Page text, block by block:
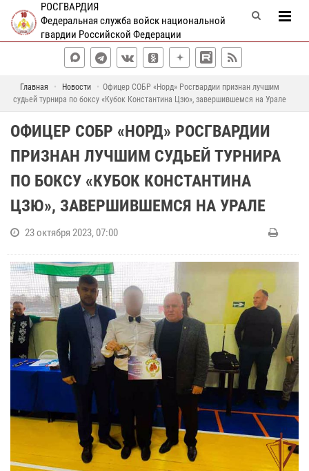
РОСГВАРДИЯ
Федеральная служба войск национальной
гвардии Российской Федерации
Главная Новости
Офицер СОБР «Норд» Росгвардии признан лучшим
судьей турнира по боксу «Кубок Константина Цзю», завершившемся на Урале
ОФИЦЕР СОБР «НОРД» РОСГВАРДИИ
ПРИЗНАН ЛУЧШИМ СУДЬЕЙ ТУРНИРА
ПО БОКСУ «КУБОК КОНСТАНТИНА
ЦЗЮ», ЗАВЕРШИВШЕМСЯ НА УРАЛЕ
23 октября 2023, 07:00